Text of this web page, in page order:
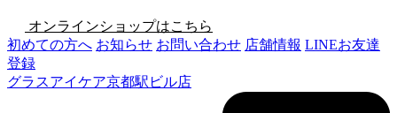
オンラインショップはこちら
初めての方へ お知らせ お問い合わせ 店舗情報 LINEお友達
登録
グラスアイケア京都駅ビル店